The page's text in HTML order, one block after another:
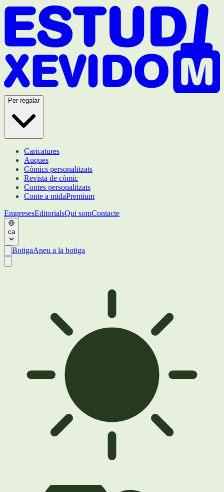
Per regalar
Caricatures
Auques
Còmics personalitzats
Revista de còmic
Contes personalitzats
Conte a midaPremium
EmpresesEditorialsQui somContacte
ca
BotigaAneu a la botiga